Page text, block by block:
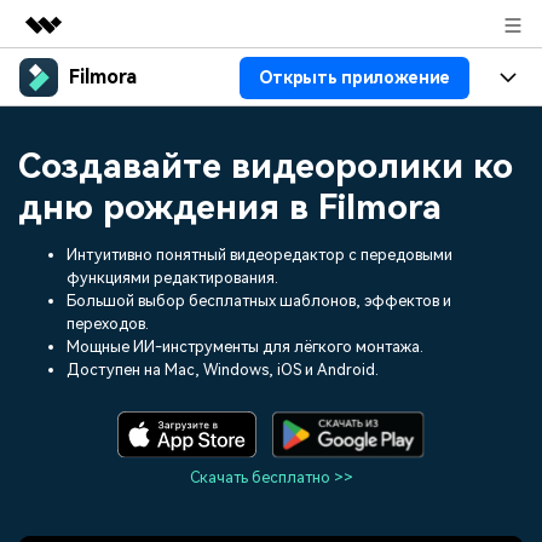
Рекомендуемые продукты
Управление данными
Решения
О нас
Новости
Покупка
Поддержка
Filmora Открыть приложение
Ресурсы
ИИ
Видео/фото
Аудио
Тексты
Решения
Видео-решения
Ресурсы
Видео промпты
100+ ИИ-промптов для
Мастер-классы
Продвинутое обучение
видеомонтажу от
Справочный центр
клиенты
Связаться с нами
КУПИТЬ Войти
Создавайте видеоролики ко
дню рождения в Filmora
Интуитивно понятный видеоредактор с передовыми
функциями редактирования.
Большой выбор бесплатных шаблонов, эффектов и
переходов.
Мощные ИИ-инструменты для лёгкого монтажа.
Доступен на Mac, Windows, iOS и Android.
Скачать бесплатно >>